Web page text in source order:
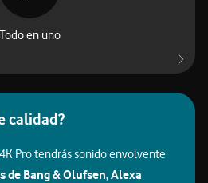
Todo en uno
calidad?
Pro tendrás sonido envolvente
de Bang & Olufsen, Alexa